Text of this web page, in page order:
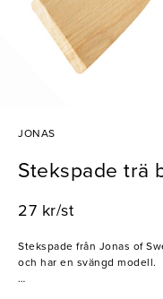
JONAS
Stekspade trä
27 kr/st
Stekspade från Jonas of
och har en svängd modell.